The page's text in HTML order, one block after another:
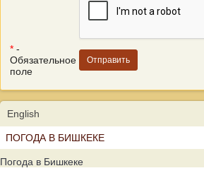
* -
Обязательное
поле
English
ПОГОДА В БИШКЕКЕ
Погода в Бишкеке